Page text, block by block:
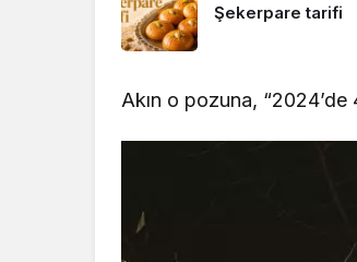
Şekerpare tarifi
Akın o pozuna,